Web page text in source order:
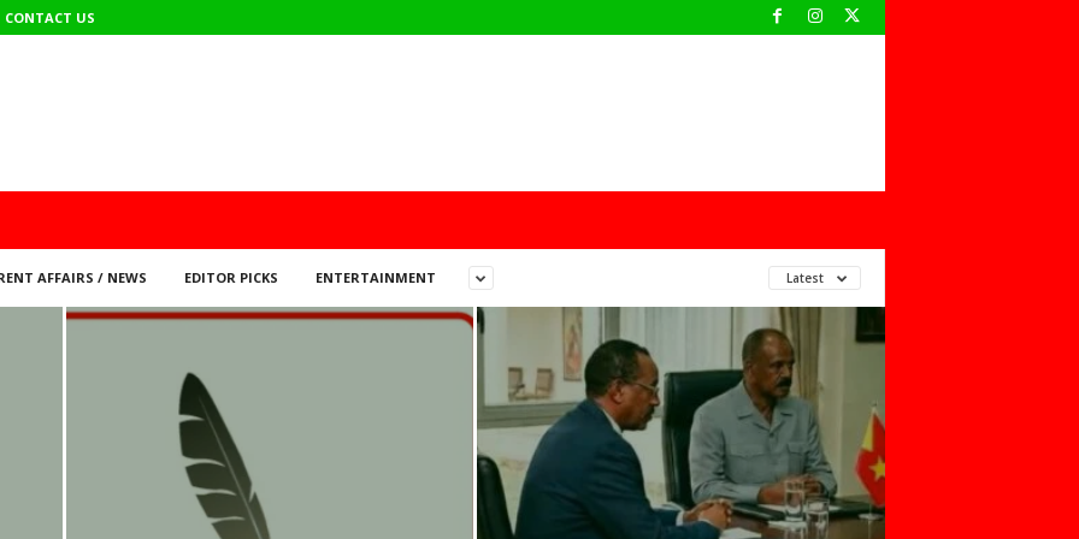
CONTACT US
AFFAIRS / NEWS EDITOR PICKS ENTERTAINMENT Latest